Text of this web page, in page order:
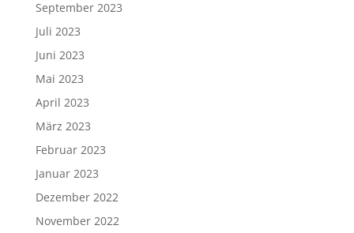
September 2023
Juli 2023
Juni 2023
Mai 2023
April 2023
März 2023
Februar 2023
Januar 2023
Dezember 2022
November 2022